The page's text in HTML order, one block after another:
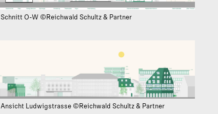
Schnitt O-W ©Reichwald Schultz & Partner
Ansicht Ludwigstrasse ©Reichwald Schultz & Partner